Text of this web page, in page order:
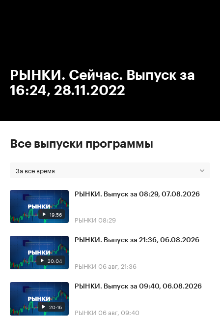
РЫНКИ. Сейчас. Выпуск за
16:24, 28.11.2022
Все выпуски программы
За все время
19:56
РЫНКИ. Выпуск за 08:29, 07.08.2026
РЫНКИ 08:29
20:04
РЫНКИ. Выпуск за 21:36, 06.08.2026
РЫНКИ 06 авг, 21:36
20:16
РЫНКИ. Выпуск за 09:40, 06.08.2026
РЫНКИ 06 авг, 09:40